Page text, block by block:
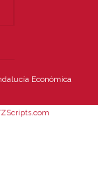
Económica